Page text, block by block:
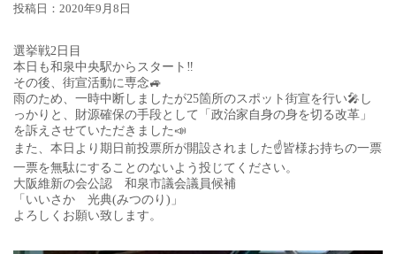
投稿日：2020年9月8日
選挙戦2日目
本日も和泉中央駅からスタート‼️
その後、街宣活動に専念🚙
雨のため、一時中断しましたが25箇所のスポット街宣を行い🎤し
っかりと、財源確保の手段として「政治家自身の身を切る改革」
を訴えさせていただきました📣
また、本日より期日前投票所が開設されました☝️皆様お持ちの一票
一票を無駄にすることのないよう投じてください。
大阪維新の会公認 和泉市議会議員候補
「いいさか 光典(みつのり)」
よろしくお願い致します。